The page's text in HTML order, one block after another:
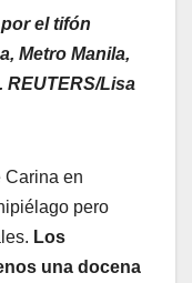
el tifón
Metro Manila,
REUTERS/Lisa
Carina en
pero
Los
una docena